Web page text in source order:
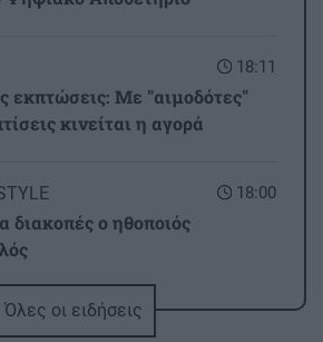
18:11
εκπτώσεις: Με "αιμοδότες"
κινείται η αγορά
18:00
διακοπές ο ηθοποιός
Όλες οι ειδήσεις